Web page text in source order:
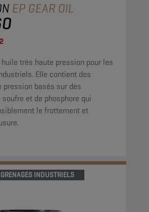
EP GEAR OIL
très haute pression pour les
Elle contient des
pression basés sur des
et de phosphore qui
le frottement et
INDUSTRIELS